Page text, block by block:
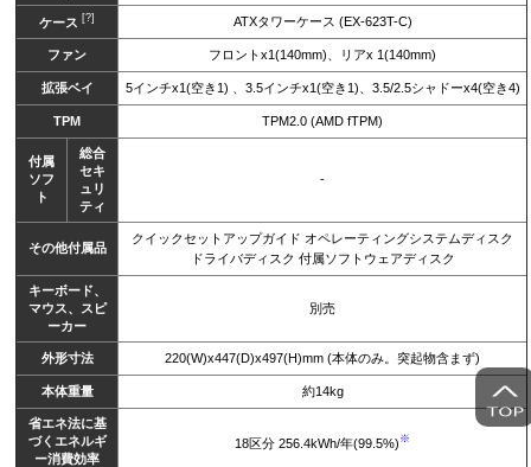
ケース [?] ATXタワーケース (EX-623T-C)
ファン フロントx1(140mm)、リアx 1(140mm)
拡張ベイ 5インチx1(空き1) 、3.5インチx1(空き1)、3.5/2.5シャドーx4(空き4)
TPM TPM2.0 (AMD fTPM)
付属
ソフ
ト
総合
セキ
ュリ
ティ
-
その他付属品
クイックセットアップガイド オペレーティングシステムディスク
ドライバディスク 付属ソフトウェアディスク
キーボード、
マウス、スピ
ーカー
別売
外形寸法 220(W)x447(D)x497(H)mm (本体のみ。突起物含まず)
本体重量 約14kg
省エネ法に基
づくエネルギ
ー消費効率
18区分 256.4kWh/年(99.5%) ※